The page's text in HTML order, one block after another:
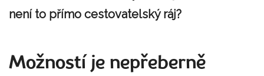
není to přímo cestovatelský ráj?
Možností je nepřeberně